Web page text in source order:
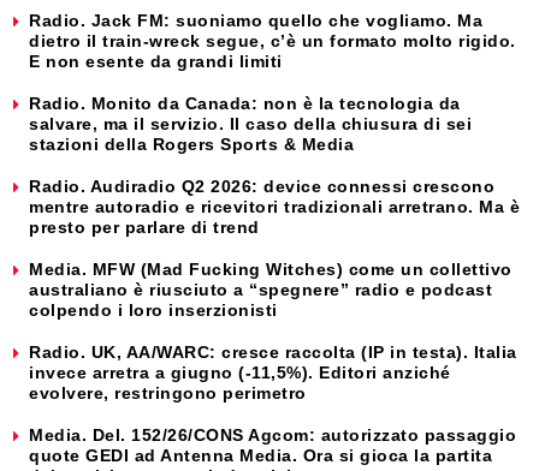
Radio. Jack FM: suoniamo quello che vogliamo. Ma
dietro il train-wreck segue, c’è un formato molto rigido.
E non esente da grandi limiti
Radio. Monito da Canada: non è la tecnologia da
salvare, ma il servizio. Il caso della chiusura di sei
stazioni della Rogers Sports & Media
Radio. Audiradio Q2 2026: device connessi crescono
mentre autoradio e ricevitori tradizionali arretrano. Ma è
presto per parlare di trend
Media. MFW (Mad Fucking Witches) come un collettivo
australiano è riusciuto a “spegnere” radio e podcast
colpendo i loro inserzionisti
Radio. UK, AA/WARC: cresce raccolta (IP in testa). Italia
invece arretra a giugno (-11,5%). Editori anziché
evolvere, restringono perimetro
Media. Del. 152/26/CONS Agcom: autorizzato passaggio
quote GEDI ad Antenna Media. Ora si gioca la partita